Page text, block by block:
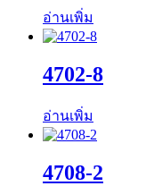
อ่านเพิ่ม
4702-8
อ่านเพิ่ม
4708-2